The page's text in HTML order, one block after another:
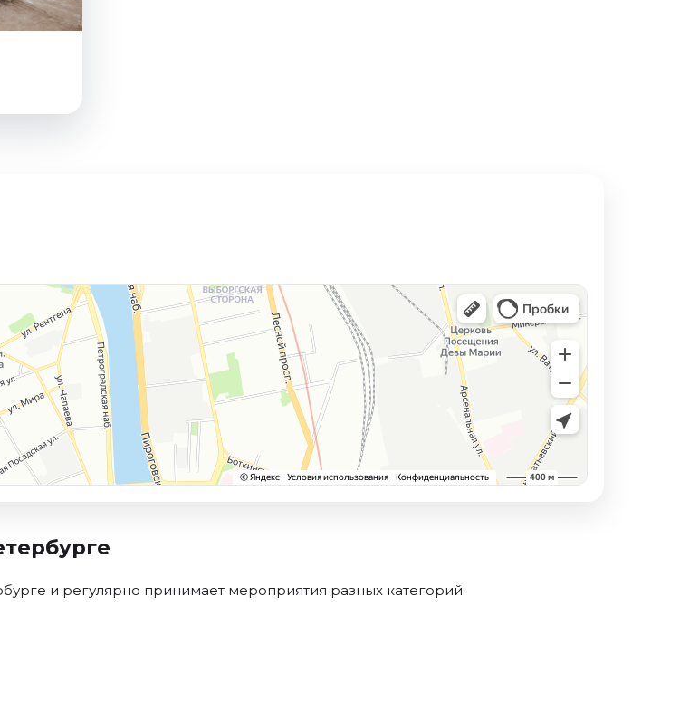
и регулярно принимает мероприятия разных категорий.